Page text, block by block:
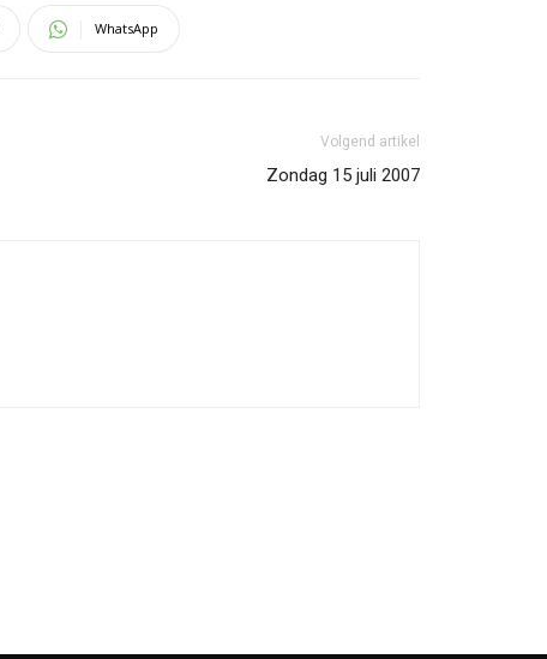
WhatsApp
Volgend artikel
Zondag 15 juli 2007